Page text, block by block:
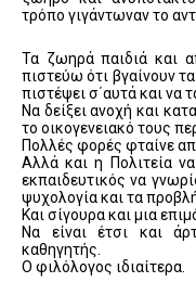
τρόπο γιγάντωναν το
Τα ζωηρά παιδιά και
πιστεύω ότι βγαίνουν
πιστέψει σ΄αυτά και να
Να δείξει ανοχή και
το οικογενειακό τους
Πολλές φορές φταίνε
Αλλά και η Πολιτεία
εκπαιδευτικός να
ψυχολογία και τα
Και σίγουρα και μια
Να είναι έτσι και
καθηγητής.
Ο φιλόλογος ιδιαίτερα.